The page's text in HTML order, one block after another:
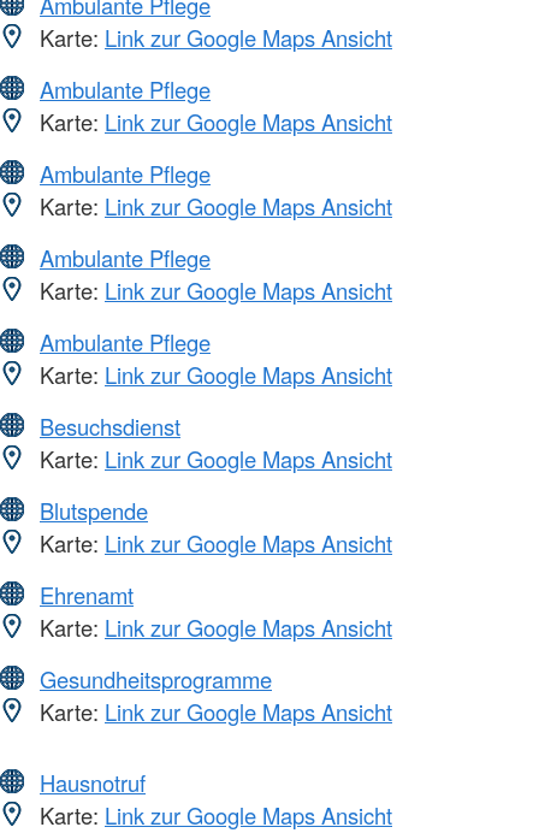
Karte: Link zur Google Maps Ansicht
Ambulante Pflege
Karte: Link zur Google Maps Ansicht
Ambulante Pflege
Karte: Link zur Google Maps Ansicht
Ambulante Pflege
Karte: Link zur Google Maps Ansicht
Ambulante Pflege
Karte: Link zur Google Maps Ansicht
Besuchsdienst
Karte: Link zur Google Maps Ansicht
Blutspende
Karte: Link zur Google Maps Ansicht
Ehrenamt
Karte: Link zur Google Maps Ansicht
Gesundheitsprogramme
Karte: Link zur Google Maps Ansicht
Hausnotruf
Karte: Link zur Google Maps Ansicht